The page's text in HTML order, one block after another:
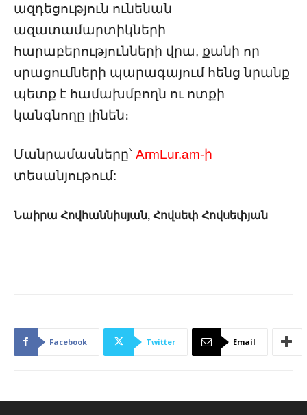
ազդեցություն ունենան
ազատամարտիկների
հարաբերությունների վրա, քանի որ
սրացումների պարագայում հենց նրանք
պետք է համախմբողն ու ոտքի
կանգնողը լինեն։
Մանրամասները՝ ArmLur.am-ի
տեսանյութում:
Նաիրա Հովհաննիսյան, Հովսեփ Հովսեփյան
Facebook Twitter Email